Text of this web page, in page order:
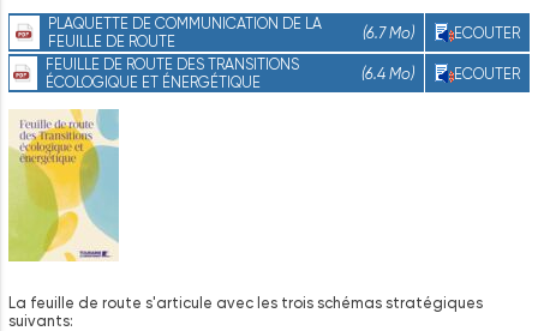
PLAQUETTE DE COMMUNICATION DE LA
FEUILLE DE ROUTE
(6.7 Mo)
ECOUTER
FEUILLE DE ROUTE DES TRANSITIONS
ÉCOLOGIQUE ET ÉNERGÉTIQUE
(6.4 Mo) ECOUTER
La feuille de route s'articule avec les trois schémas stratégiques
suivants: